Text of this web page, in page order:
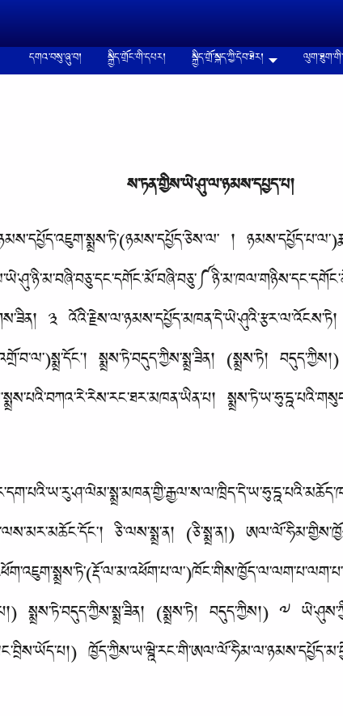
དགའ་བསུ་ཞུ་བ། སྐྱིད་གྲོང་གི་དཔར། སྐྱིད་གྲོ་སྐད་ཀྱི་དེབ་ཐེར།
ས་ཏན་གྱིས་ཡེ་ཤུ་ལ་ཉམས་དཔྱད་པ།
།
༣ འོའི་རྗེས་ལ་ཉམས་དཔྱོད་མཁན་དེ་ཡེ་ཤུའི་རྩར་ལ་འོངས་ཏེ།
སྨྲས་ཏེ་བདུད་ཀྱིས་སྨྲ་ཟིན། (སྨྲས་ཏེ།
ཅི་ལས་སྨྲ་ན། (ཅི་སྨྲ་ན།)
སྨྲས་ཏེ་བདུད་ཀྱིས་སྨྲ་ཟིན། (སྨྲས་ཏེ། བདུད་ཀྱིས།) ༧